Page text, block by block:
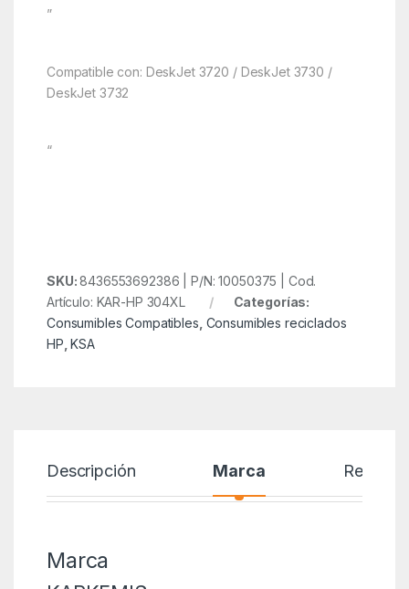
”
Compatible con: DeskJet 3720 / DeskJet 3730 /
DeskJet 3732
“
SKU:8436553692386 | P/N: 10050375 | Cod.
Artículo: KAR-HP 304XL
Categorías:
Consumibles Compatibles Consumibles reciclados
HP ,KSA
Descripción Marca Reseñas
Marca